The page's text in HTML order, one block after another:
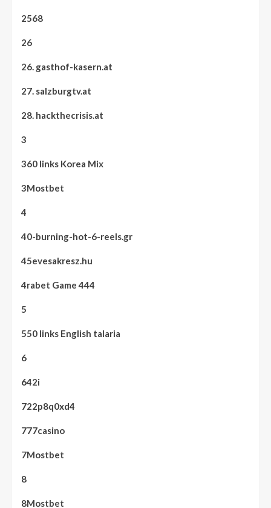
2568
26
26. gasthof-kasern.at
27. salzburgtv.at
28. hackthecrisis.at
3
360 links Korea Mix
3Mostbet
4
40-burning-hot-6-reels.gr
45evesakresz.hu
4rabet Game 444
5
550 links English talaria
6
642i
722p8q0xd4
777casino
7Mostbet
8
8Mostbet